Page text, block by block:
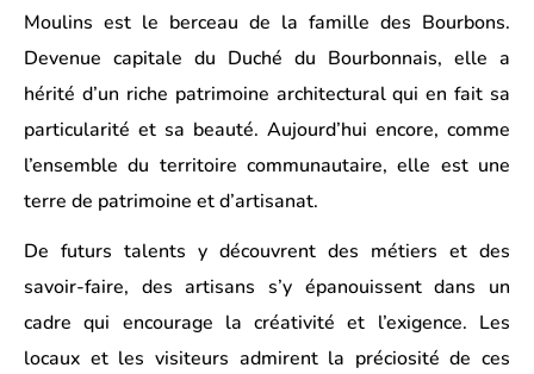
Moulins est le berceau de la famille des Bourbons.
Devenue capitale du Duché du Bourbonnais, elle a
hérité d’un riche patrimoine architectural qui en fait sa
particularité et sa beauté. Aujourd’hui encore, comme
l’ensemble du territoire communautaire, elle est une
terre de patrimoine et d’artisanat.
De futurs talents y découvrent des métiers et des
savoir-faire, des artisans s’y épanouissent dans un
cadre qui encourage la créativité et l’exigence. Les
locaux et les visiteurs admirent la préciosité de ces